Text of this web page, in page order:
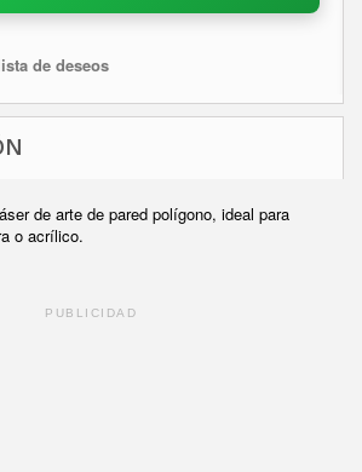
de deseos
de arte de pared polígono, ideal para
o acrílico.
PUBLICIDAD